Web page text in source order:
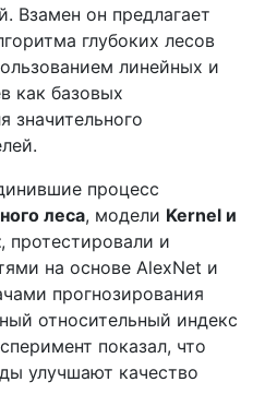
Взамен он предлагает
глубоких лесов
линейных и
как базовых
значительного
процесс
леса, модели Kernel и
, протестировали и
на основе AlexNet и
прогнозирования
относительный индекс
показал, что
улучшают качество